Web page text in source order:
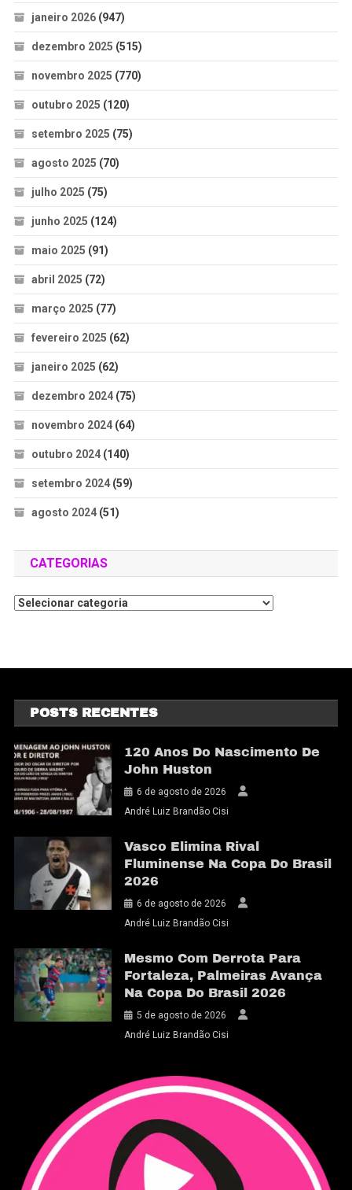
janeiro 2026(947)
dezembro 2025 (515)
novembro 2025 (770)
outubro 2025 (120)
setembro 2025 (75)
agosto 2025 (70)
julho 2025 (75)
junho 2025 (124)
maio 2025 (91)
abril 2025 (72)
março 2025 (77)
fevereiro 2025 (62)
janeiro 2025 (62)
dezembro 2024(75)
novembro 2024(64)
outubro 2024(140)
setembro 2024(59)
agosto 2024(51)
CATEGORIAS
POSTS RECENTES
120 Anos Do Nascimento De
John Huston
6 de agosto de 2026
André Luiz Brandão Cisi
Vasco Elimina Rival
Fluminense Na Copa Do Brasil
2026
6 de agosto de 2026
André Luiz Brandão Cisi
Mesmo Com Derrota Para
Fortaleza, Palmeiras Avança
Na Copa Do Brasil 2026
5 de agosto de 2026
André Luiz Brandão Cisi